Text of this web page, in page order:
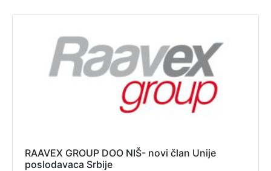
RAAVEX GROUP DOO NIŠ- novi član Unije
poslodavaca Srbije